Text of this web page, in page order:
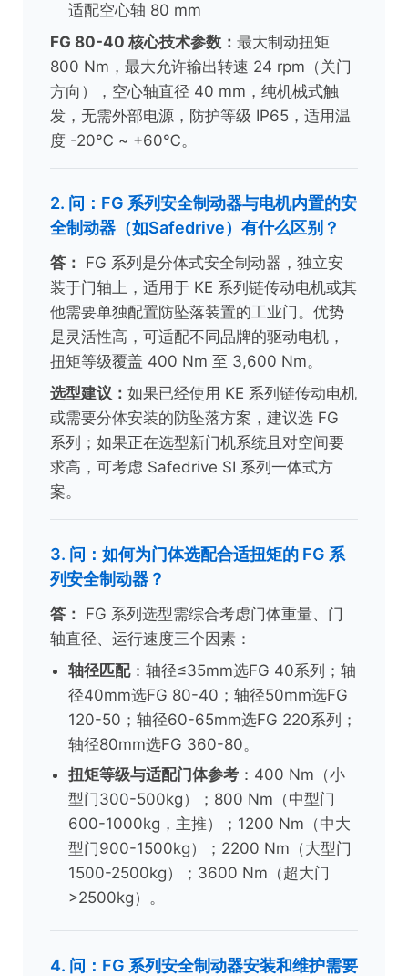
适配空心轴 80 mm
FG 80-40 核心技术参数： 最大制动扭矩
800 Nm，最大允许输出转速 24 rpm（关门
方向），空心轴直径 40 mm，纯机械式触
发，无需外部电源，防护等级 IP65，适用温
度 -20℃ ~ +60℃。
2. 问：FG 系列安全制动器与电机内置的安
全制动器（如Safedrive）有什么区别？
答： FG 系列是分体式安全制动器，独立安
装于门轴上，适用于 KE 系列链传动电机或其
他需要单独配置防坠落装置的工业门。优势
是灵活性高，可适配不同品牌的驱动电机，
扭矩等级覆盖 400 Nm 至 3,600 Nm。
选型建议： 如果已经使用 KE 系列链传动电机
或需要分体安装的防坠落方案，建议选 FG
系列；如果正在选型新门机系统且对空间要
求高，可考虑 Safedrive SI 系列一体式方
案。
3. 问：如何为门体选配合适扭矩的 FG 系
列安全制动器？
答： FG 系列选型需综合考虑门体重量、门
轴直径、运行速度三个因素：
轴径匹配：轴径≤35mm选FG 40系列；轴
径40mm选FG 80-40；轴径50mm选FG
120-50；轴径60-65mm选FG 220系列；
轴径80mm选FG 360-80。
扭矩等级与适配门体参考 ：400 Nm（小
型门300-500kg）；800 Nm（中型门
600-1000kg，主推）；1200 Nm（中大
型门900-1500kg）；2200 Nm（大型门
1500-2500kg）；3600 Nm（超大门
>2500kg）。
4. 问：FG 系列安全制动器安装和维护需要